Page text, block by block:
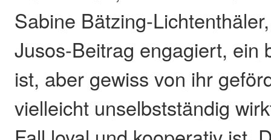
Sabine Bätzing-
Jusos-Beitrag engagiert, ein
ist, aber gewiss von ihr
vielleicht unselbstständig